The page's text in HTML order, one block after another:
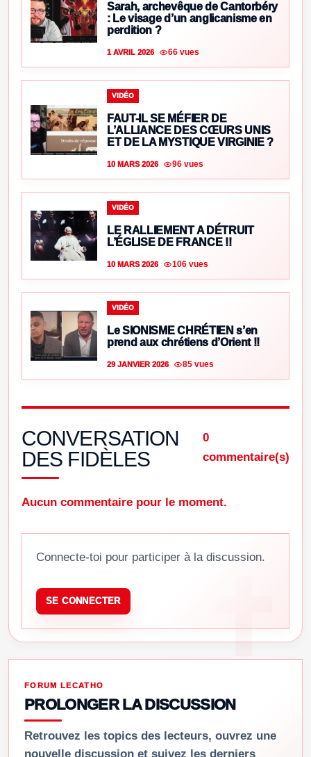
Sarah, archevêque de Cantorbéry
: Le visage d’un anglicanisme en
perdition ?
1 AVRIL 2026 66 vues
VIDÉO
FAUT-IL SE MÉFIER DE
L’ALLIANCE DES CŒURS UNIS
ET DE LA MYSTIQUE VIRGINIE ?
10 MARS 2026 96 vues
VIDÉO
LE RALLIEMENT A DÉTRUIT
L’ÉGLISE DE FRANCE !!
10 MARS 2026 106 vues
VIDÉO
Le SIONISME CHRÉTIEN s’en
prend aux chrétiens d’Orient !!
29 JANVIER 2026 85 vues
CONVERSATION
DES FIDÈLES
0
commentaire(s)
Aucun commentaire pour le moment.
Connecte-toi pour participer à la discussion.
SE CONNECTER
FORUM LECATHO
PROLONGER LA DISCUSSION
Retrouvez les topics des lecteurs, ouvrez une
nouvelle discussion et suivez les derniers